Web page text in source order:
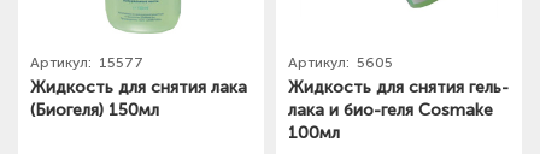
Артикул: 15577
Жидкость для снятия лака
(Биогеля) 150мл
Артикул: 5605
Жидкость для снятия гель-
лака и био-геля Cosmake
100мл